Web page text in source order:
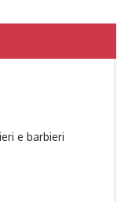
e barbieri